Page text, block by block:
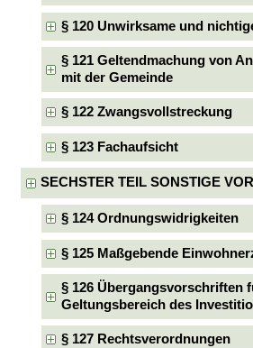
§ 120 Unwirksame und
§ 121 Geltendmachung von
mit der Gemeinde
§ 122 Zwangsvollstreckung
§ 123 Fachaufsicht
SECHSTER TEIL SONSTIGE
§ 124 Ordnungswidrigkeiten
§ 125 Maßgebende
§ 126 Übergangsvorschriften
Geltungsbereich des
§ 127 Rechtsverordnungen